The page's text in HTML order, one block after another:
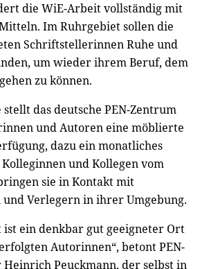
die WiE-Arbeit vollständig mit
Im Ruhrgebiet sollen die
Schriftstellerinnen Ruhe und
um wieder ihrem Beruf, dem
zu können.
stellt das deutsche PEN-Zentrum
und Autoren eine möblierte
dazu ein monatliches
und Kollegen vom
sie in Kontakt mit
Verlegern in ihrer Umgebung.
ist ein denkbar gut geeigneter Ort
Autorinnen“, betont PEN-
Peuckmann, der selbst in